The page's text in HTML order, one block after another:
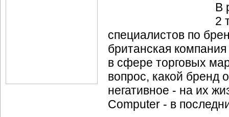
В
2
специалистов по
британская
в сфере торговых
вопрос, какой бренд
негативное - на их
Computer - в